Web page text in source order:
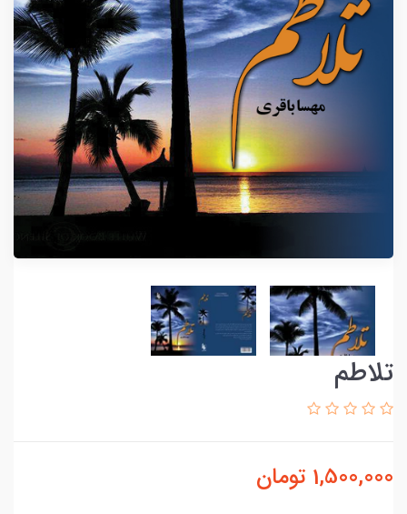
تلاطم
1,500,000 تومان